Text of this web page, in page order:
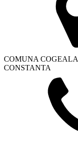
COMUNA
CONSTANTA